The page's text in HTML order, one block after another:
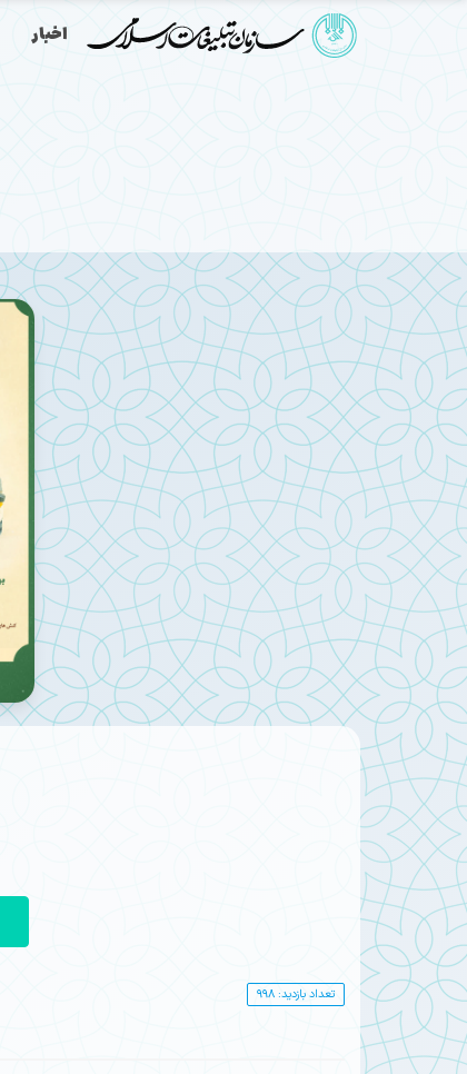
اخبار
تعداد بازدید: 998